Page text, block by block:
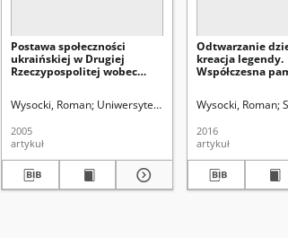
Postawa społeczności
ukraińskiej w Drugiej
Rzeczypospolitej wobec
Wysocki, Roman Uniwersytet Marii Curie-Skłodowskiej
2005
artykuł
Odtwarzanie
kreacja legendy.
Współczesna
proces
narodowej
Wysocki, Roman
2016
artykuł